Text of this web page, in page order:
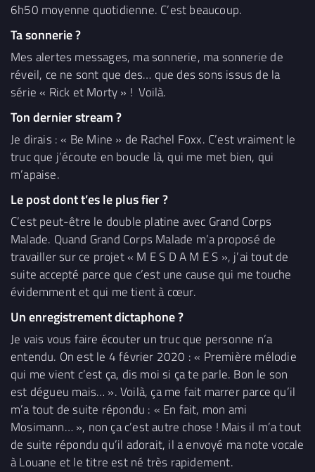
6h50 moyenne quotidienne. C’est beaucoup.
Ta sonnerie ?
Mes alertes messages, ma sonnerie, ma sonnerie de
réveil, ce ne sont que des… que des sons issus de la
série « Rick et Morty » ! Voilà.
Ton dernier stream ?
Je dirais : « Be Mine » de Rachel Foxx. C’est vraiment le
truc que j’écoute en boucle là, qui me met bien, qui
m’apaise.
Le post dont t’es le plus fier ?
C’est peut-être le double platine avec Grand Corps
Malade. Quand Grand Corps Malade m’a proposé de
travailler sur ce projet « M E S D A M E S », j’ai tout de
suite accepté parce que c’est une cause qui me touche
évidemment et qui me tient à cœur.
Un enregistrement dictaphone ?
Je vais vous faire écouter un truc que personne n’a
entendu. On est le 4 février 2020 : « Première mélodie
qui me vient c’est ça, dis moi si ça te parle. Bon le son
est dégueu mais… ». Voilà, ça me fait marrer parce qu’il
m’a tout de suite répondu : « En fait, mon ami
Mosimann… », non ça c’est autre chose ! Mais il m’a tout
de suite répondu qu’il adorait, il a envoyé ma note vocale
à Louane et le titre est né très rapidement.